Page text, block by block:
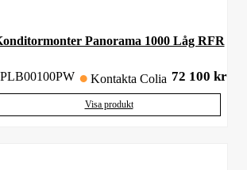
Panorama 1000 Låg RFR
Kontakta Colia 72 100 kr
Visa produkt